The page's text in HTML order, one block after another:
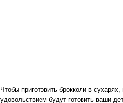
Чтобы приготовить брокколи в
удовольствием будут готовить ваши